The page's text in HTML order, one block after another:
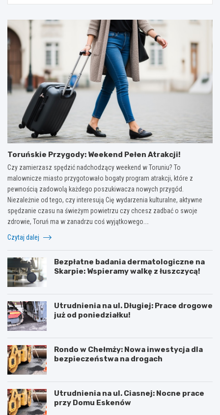
Toruńskie Przygody: Weekend Pełen Atrakcji!
Czy zamierzasz spędzić nadchodzący weekend w Toruniu? To
malownicze miasto przygotowało bogaty program atrakcji, które z
pewnością zadowolą każdego poszukiwacza nowych przygód.
Niezależnie od tego, czy interesują Cię wydarzenia kulturalne, aktywne
spędzanie czasu na świeżym powietrzu czy chcesz zadbać o swoje
zdrowie, Toruń ma w zanadrzu coś wyjątkowego.…
Czytaj dalej
Bezpłatne badania dermatologiczne na
Skarpie: Wspieramy walkę z łuszczycą!
Utrudnienia na ul. Długiej: Prace drogowe
już od poniedziałku!
Rondo w Chełmży: Nowa inwestycja dla
bezpieczeństwa na drogach
Utrudnienia na ul. Ciasnej: Nocne prace
przy Domu Eskenów